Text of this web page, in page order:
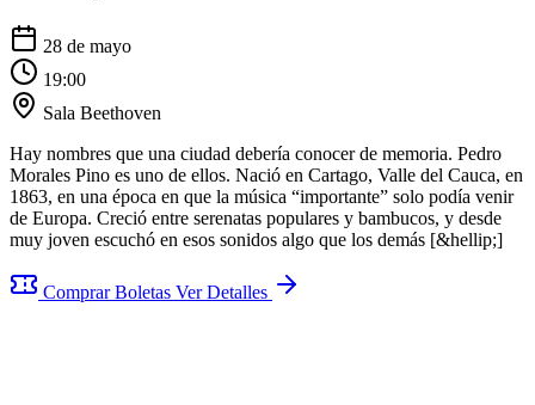
28 de mayo
19:00
Sala Beethoven
Hay nombres que una ciudad debería conocer de memoria. Pedro
Morales Pino es uno de ellos. Nació en Cartago, Valle del Cauca, en
1863, en una época en que la música “importante” solo podía venir
de Europa. Creció entre serenatas populares y bambucos, y desde
muy joven escuchó en esos sonidos algo que los demás [&hellip;]
Comprar Boletas Ver Detalles